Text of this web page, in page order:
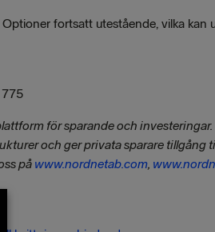
fortsatt utestående, vilka kan
för sparande och
och ger privata sparare tillgång
på www.nordnetab.com,